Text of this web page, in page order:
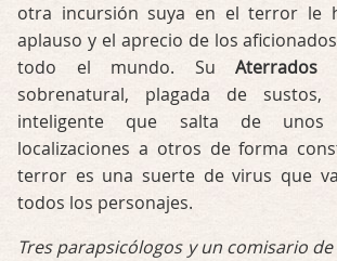
otra incursión suya en el terror le
aplauso y el aprecio de los
todo el mundo. SuAterrados
sobrenatural, plagada de
inteligente que salta de unos
localizaciones a otros de forma
terror es una suerte de virus que
todos los personajes.
Tres parapsicólogos y un comisario